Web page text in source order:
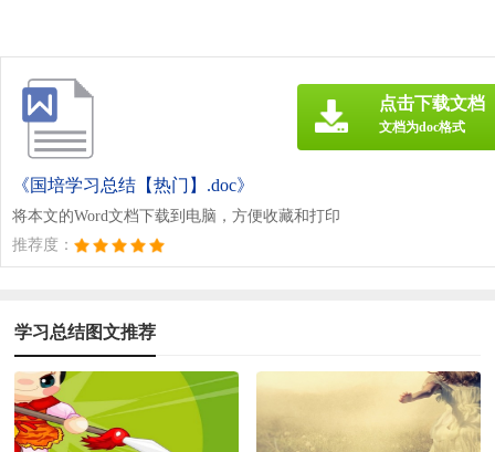
《国培学习总结【热门】.doc》
将本文的Word文档下载到电脑，方便收藏和打印
推荐度：
点击下载文档
文档为doc格式
学习总结图文推荐